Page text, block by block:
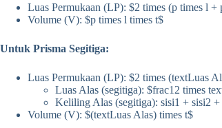
Luas Permukaan (LP): $2 times (p times l +
Volume (V): $p times l times t$
Untuk Prisma Segitiga:
Luas Permukaan (LP): $2 times (textLuas
Luas Alas (segitiga): $frac12 times
Keliling Alas (segitiga): sisi1 + sisi2 +
Volume (V): $(textLuas Alas) times t$